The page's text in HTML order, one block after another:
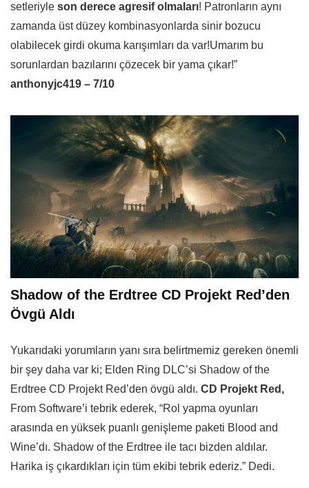
setleriyle son derece agresif olmaları! Patronların aynı
zamanda üst düzey kombinasyonlarda sinir bozucu
olabilecek girdi okuma karışımları da var!Umarım bu
sorunlardan bazılarını çözecek bir yama çıkar!”
anthonyjc419 – 7/10
Shadow of the Erdtree CD Projekt Red’den
Övgü Aldı
Yukarıdaki yorumların yanı sıra belirtmemiz gereken önemli
bir şey daha var ki; Elden Ring DLC’si Shadow of the
Erdtree CD Projekt Red’den övgü aldı. CD Projekt Red,
From Software’i tebrik ederek, “Rol yapma oyunları
arasında en yüksek puanlı genişleme paketi Blood and
Wine’dı. Shadow of the Erdtree ile tacı bizden aldılar.
Harika iş çıkardıkları için tüm ekibi tebrik ederiz.” Dedi.